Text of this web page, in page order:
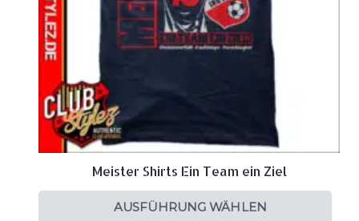
Meister Shirts Ein Team ein Ziel
AUSFÜHRUNG WÄHLEN